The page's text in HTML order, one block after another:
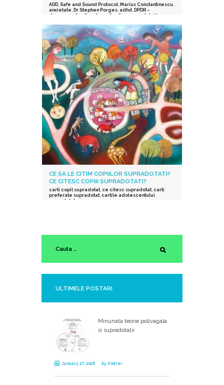
ADD, Safe and Sound Protocol Marius Constantinescu
anxietate Dr Stephen Porges, adhd DPDR –
depersonalization derealization
supradotații.
supraexcitabilitate supradotati,Protocolul Safe and
Sound
,procesarea senzorială și auditorie
supradotati,Editura Herald,teoria polivagala,
Vindecare in ritmul tau,TSA
CE SA LE CITIM COPIILOR SUPRADOTATI?
CE CITESC COPIII SUPRADOTATI?
carti copil supradotat, ce citesc supradotat, carti
preferate supradotat, cartile adolescentului
supradotat
ULTIMELE POSTARI
Minunata teorie polivagala
si supradotații
January 27, 2026 byAndrei